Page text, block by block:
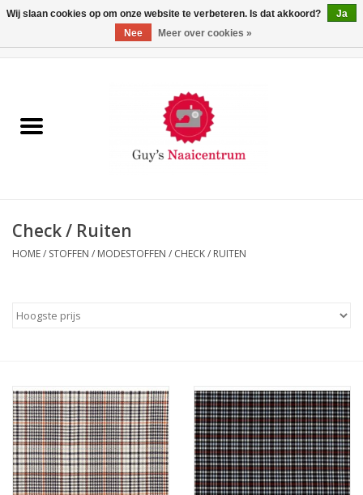
Machines
Paspoppen
Hobby/Knutselen
Stoffen
Breien en haken
Check / Ruiten
HOME/ STOFFEN / MODESTOFFEN / CHECK / RUITEN
Wij slaan cookies op om onze website te verbeteren. Is dat akkoord?
Ja
Nee
Meer over cookies »